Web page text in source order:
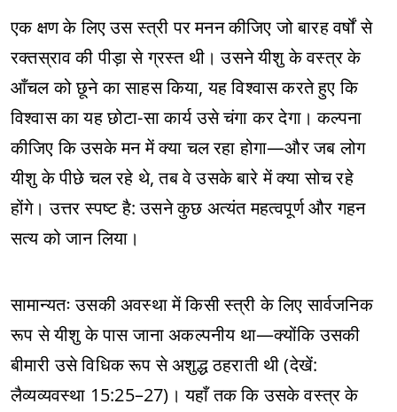
एक क्षण के लिए उस स्त्री पर मनन कीजिए जो बारह वर्षों से
रक्तस्राव की पीड़ा से ग्रस्त थी। उसने यीशु के वस्त्र के
आँचल को छूने का साहस किया, यह विश्वास करते हुए कि
विश्वास का यह छोटा-सा कार्य उसे चंगा कर देगा। कल्पना
कीजिए कि उसके मन में क्या चल रहा होगा—और जब लोग
यीशु के पीछे चल रहे थे, तब वे उसके बारे में क्या सोच रहे
होंगे। उत्तर स्पष्ट है: उसने कुछ अत्यंत महत्वपूर्ण और गहन
सत्य को जान लिया।
सामान्यतः उसकी अवस्था में किसी स्त्री के लिए सार्वजनिक
रूप से यीशु के पास जाना अकल्पनीय था—क्योंकि उसकी
बीमारी उसे विधिक रूप से अशुद्ध ठहराती थी (देखें:
लैव्यव्यवस्था 15:25–27)। यहाँ तक कि उसके वस्त्र के